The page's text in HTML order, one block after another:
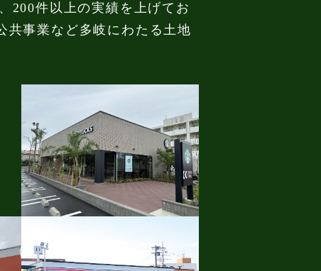
200件以上の実績を上げてお
共事業など多岐にわたる土地